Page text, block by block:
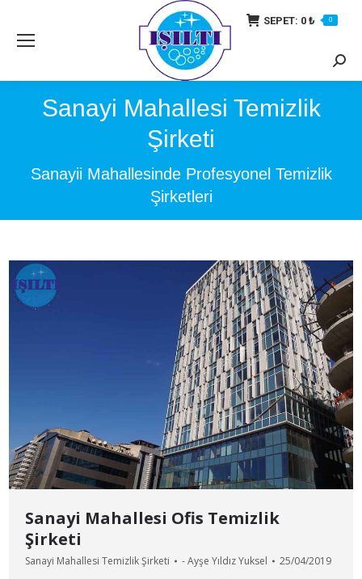
SEPET: 0 ₺ 0
Sanayi Mahallesi Temizlik
Şirketi
Sanayii Mahallesinde Profesyonel Temizlik
Şirketleri
Sanayi Mahallesi Ofis Temizlik
Şirketi
Sanayi Mahallesi Temizlik Şirketi -Ayşe Yıldız Yuksel 25/04/2019